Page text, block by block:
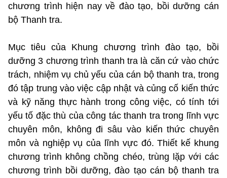
chương trình hiện nay về đào tạo, bồi dưỡng cán
bộ Thanh tra.
Mục tiêu của Khung chương trình đào tạo, bồi
dưỡng 3 chương trình thanh tra là căn cứ vào chức
trách, nhiệm vụ chủ yếu của cán bộ thanh tra, trong
đó tập trung vào việc cập nhật và củng cố kiến thức
và kỹ năng thực hành trong công việc, có tính tới
yếu tố đặc thù của công tác thanh tra trong lĩnh vực
chuyên môn, không đi sâu vào kiến thức chuyên
môn và nghiệp vụ của lĩnh vực đó. Thiết kế khung
chương trình không chồng chéo, trùng lặp với các
chương trình bồi dưỡng, đào tạo cán bộ thanh tra